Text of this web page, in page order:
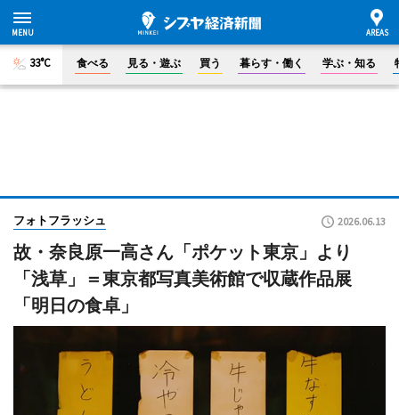
33°C 食べる 見る・遊ぶ 買う 暮らす・働く 学ぶ・知る
フォトフラッシュ 2026.06.13
故・奈良原一高さん「ポケット東京」より
「浅草」＝東京都写真美術館で収蔵作品展
「明日の食卓」